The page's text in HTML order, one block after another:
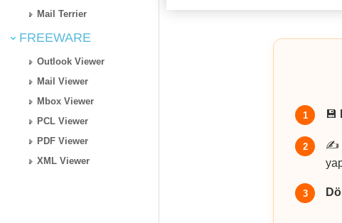
Mail Terrier
FREEWARE
Outlook Viewer
Mail Viewer
Mbox Viewer
PCL Viewer
PDF Viewer
XML Viewer
1 💾
2 ✍️
3